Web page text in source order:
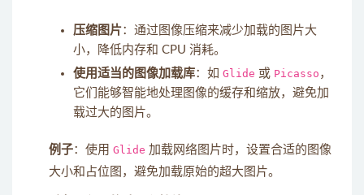
压缩图片：通过图像压缩来减少加载的图片大
小，降低内存和 CPU 消耗。
使用适当的图像加载库：如 Glide 或 Picasso ，
它们能够智能地处理图像的缓存和缩放，避免加
载过大的图片。
例子：使用 Glide 加载网络图片时，设置合适的图像
大小和占位图，避免加载原始的超大图片。